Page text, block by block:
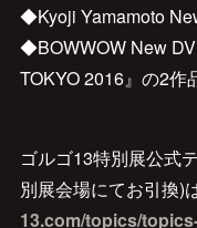
◆Kyoji Yamamoto
◆BOWWOW New
TOKYO 2016』の2作
ゴルゴ13特別展公式
別展会場にてお引換)
13.com/topics/